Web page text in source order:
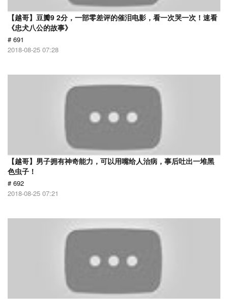
【越哥】豆瓣9 2分，一部零差评的催泪电影，看一次哭一次！速看
《忠犬八公的故事》
# 691
2018-08-25 07:28
【越哥】男子拥有神奇能力，可以用嘴给人治病，事后吐出一堆黑
色虫子！
# 692
2018-08-25 07:21